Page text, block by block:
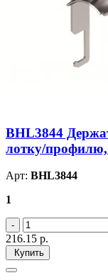
BHL3844
лотку/
Арт: BHL3844
1
216.15 р.
Купить